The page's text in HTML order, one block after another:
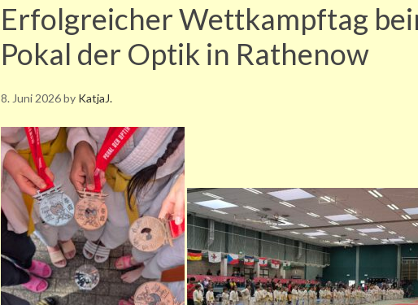
Erfolgreicher Wettkampftag
Pokal der Optik in Rathenow
8. Juni 2026by KatjaJ.